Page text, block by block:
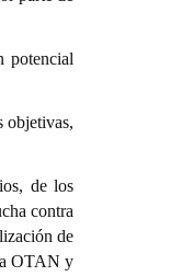
potencial
objetivas,
de los
contra
de
OTAN y